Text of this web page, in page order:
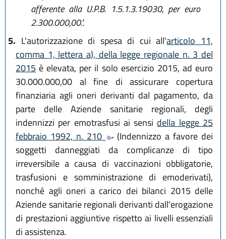
afferente alla U.P.B. 1.5.1.3.19030, per euro
2.300.000,00.".
5. L'autorizzazione di spesa di cui all'articolo 11,
comma 1, lettera a), della legge regionale n. 3 del
2015 è elevata, per il solo esercizio 2015, ad euro
30.000.000,00 al fine di assicurare copertura
finanziaria agli oneri derivanti dal pagamento, da
parte delle Aziende sanitarie regionali, degli
indennizzi per emotrasfusi ai sensi della legge 25
febbraio 1992, n. 210
(Indennizzo a favore dei
soggetti danneggiati da complicanze di tipo
irreversibile a causa di vaccinazioni obbligatorie,
trasfusioni e somministrazione di emoderivati),
nonché agli oneri a carico dei bilanci 2015 delle
Aziende sanitarie regionali derivanti dall'erogazione
di prestazioni aggiuntive rispetto ai livelli essenziali
di assistenza.